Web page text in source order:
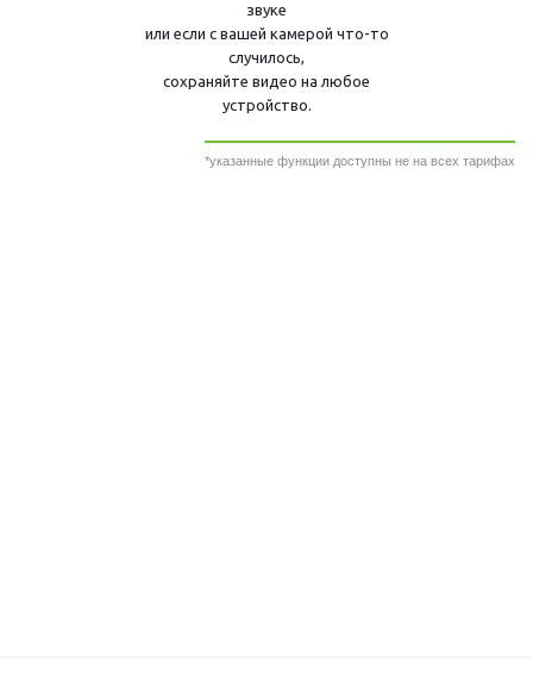
звуке
или если с вашей камерой что-то
случилось,
сохраняйте видео на любое
устройство.
*указанные функции доступны не на всех тарифах